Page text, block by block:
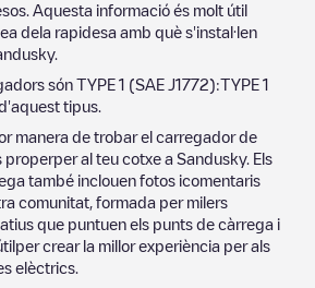
Aquesta informació és molt útil
dela rapidesa amb què s'instal·len
.
són TYPE 1 (SAE J1772):TYPE 1
tipus.
manera de trobar el carregador de
properper al teu cotxe a Sandusky. Els
també inclouen fotos icomentaris
comunitat, formada per milers
que puntuen els punts de càrrega i
crear la millor experiència per als
elèctrics.